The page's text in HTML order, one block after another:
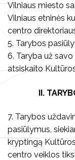
Konkursai
Savanorystė,
Parama,
Vilniaus miesto
Vilniaus etninės
centro
5. Tarybos
6. Taryba už
atsiskaito
II.
7. Tarybos
pasiūlymus,
kryptingą
centro veiklos